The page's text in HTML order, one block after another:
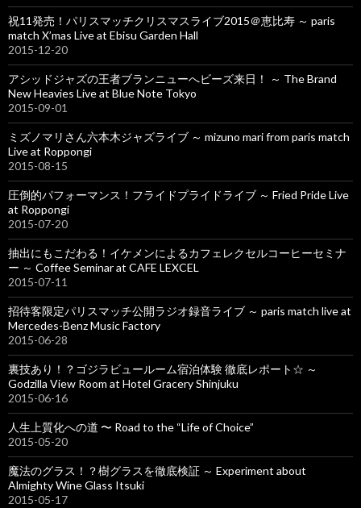
祝11発売！パリスマッチクリスマスライブ2015＠恵比寿 ～ paris
match X’mas Live at Ebisu Garden Hall
2015-12-20
アシッドジャズの王者ブランニューへビーズ来日！ ～ The Brand
New Heavies Live at Blue Note Tokyo
2015-09-01
ミズノマリさん六本木ジャズライブ ～ mizuno mari from paris match
Live at Roppongi
2015-08-15
圧倒的パフォーマンス！フライドプライドライブ ～ Fried Pride Live
at Roppongi
2015-07-20
抽出にもこだわる！イケメンによるカフェレクセルコーヒーセミナ
ー ～ Coffee Seminar at CAFE LEXCEL
2015-07-11
招待客限定パリスマッチ公開ラジオ録音ライブ ～ paris match live at
Mercedes-Benz Music Factory
2015-06-28
裏技あり！？ゴジラビュールーム宿泊体験 徹底レポート☆ ～
Godzilla View Room at Hotel Gracery Shinjuku
2015-06-16
人生上質化への道 〜 Road to the “Life of Choice”
2015-05-20
魔法のグラス！？樹グラスを徹底検証 ～ Experiment about
Almighty Wine Glass Itsuki
2015-05-17